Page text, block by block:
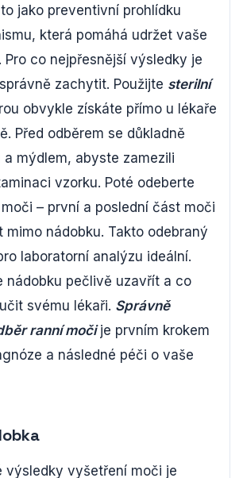
jako preventivní prohlídku
která pomáhá udržet vaše
Pro co nejpřesnější výsledky je
zachytit. Použijte sterilní
obvykle získáte přímo u lékaře
Před odběrem se důkladně
mýdlem, abyste zamezili
vzorku. Poté odeberte
– první a poslední část moči
mimo nádobku. Takto odebraný
laboratorní analýzu ideální.
nádobku pečlivě uzavřít a co
svému lékaři. Správně
ranní močije prvním krokem
a následné péči o vaše
výsledky vyšetření moči je